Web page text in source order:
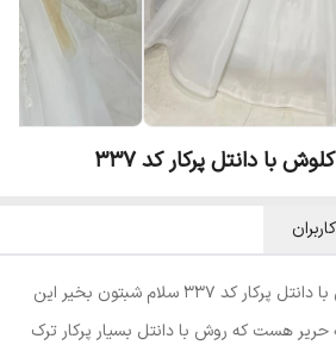
با دانتل پرکار کد ۳۳۷
لباس عروس حریر دو کلوش با دانتل پرکار کد ۳۳۷ سلام شبتون بخیر این
حریر هست که روش با دانتل بسیار پرکار ترک